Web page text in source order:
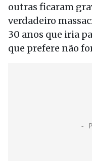
outras ficaram
verdadeiro
30 anos que iria
que prefere não